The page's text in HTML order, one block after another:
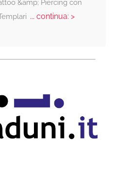
&amp; Piercing con
... continua: >